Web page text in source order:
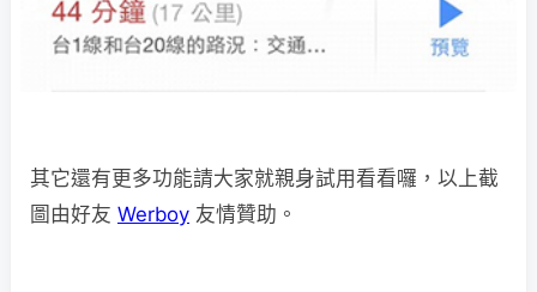
其它還有更多功能請大家就親身試用看看囉，以上截
圖由好友 Werboy 友情贊助。